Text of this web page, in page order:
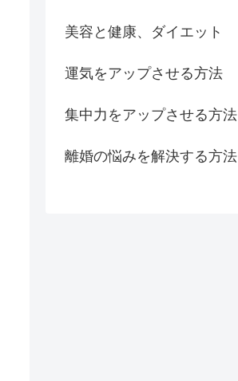
美容と健康、ダイエット
運気をアップさせる方法
集中力をアップさせる方法
離婚の悩みを解決する方法